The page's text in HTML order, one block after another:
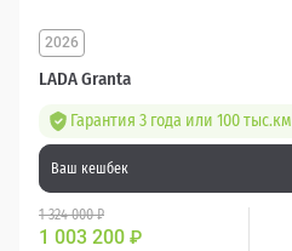
LADA Granta
2026
Гарантия 3 года или 100 тыс.км
Ваш кешбек
1 324 000 ₽
1 003 200 ₽